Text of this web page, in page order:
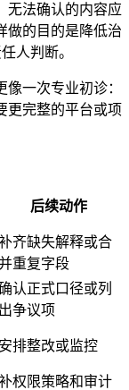
无法确认的内容应
做的目的是降低治
人判断。
一次专业初诊：
更完整的平台或项
后续动作
齐缺失解释或合
重复字段
认正式口径或列
出争议项
安排整改或监控
权限策略和审计